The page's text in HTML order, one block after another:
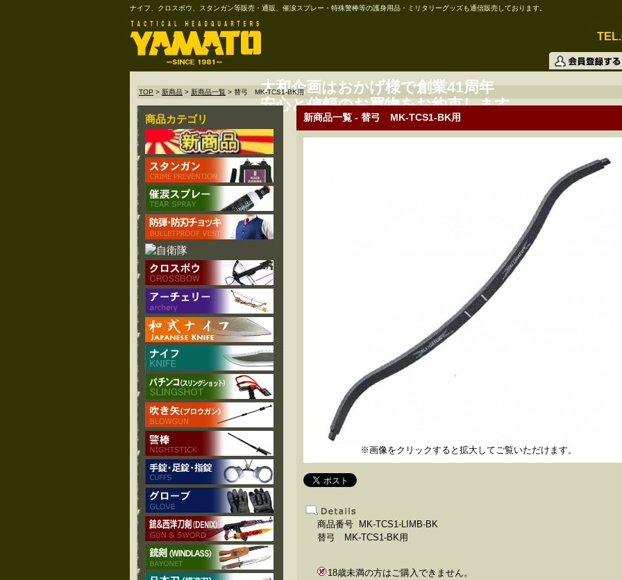
ナイフ、クロスボウ、スタンガン等販売・通販、催涙スプレー・特殊警棒等の護身用品・ミリタリーグッズも通信販売しております。
大和企画はおかげ様で創業41周年
安心と信頼のお買物をお約束します。
TOP > 新商品 > 新商品一覧 > 替弓 MK-TCS1-BK用
商品カテゴリ 新商品一覧 - 替弓 MK-TCS1-BK用
※画像をクリックすると拡大してご覧いただけます。
商品番号 MK-TCS1-LIMB-BK
替弓 MK-TCS1-BK用
18歳未満の方はご購入できません。